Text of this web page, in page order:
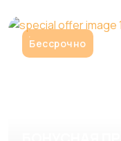
Бессрочно